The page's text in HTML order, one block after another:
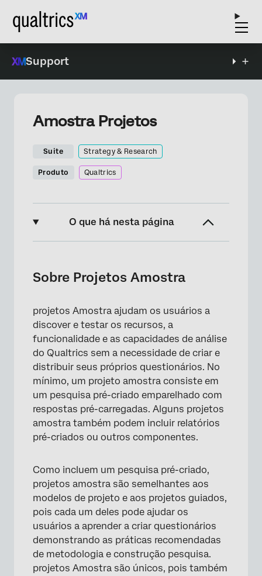
Support
Amostra Projetos
Suite Strategy & Research
Produto Qualtrics
O que há nesta página
Exemplos de perguntas e Resultados (com
Amostra Projetos de pesquisa estratégica
Perguntas frequentes
Sobre Projetos Amostra
projetos Amostra ajudam os usuários a
discover e testar os recursos, a
funcionalidade e as capacidades de análise
do Qualtrics sem a necessidade de criar e
distribuir seus próprios questionários. No
mínimo, um projeto amostra consiste em
um pesquisa pré-criado emparelhado com
respostas pré-carregadas. Alguns projetos
amostra também podem incluir relatórios
pré-criados ou outros componentes.
Como incluem um pesquisa pré-criado,
projetos amostra são semelhantes aos
modelos de projeto e aos projetos guiados,
pois cada um deles pode ajudar os
usuários a aprender a criar questionários
demonstrando as práticas recomendadas
de metodologia e construção pesquisa.
projetos Amostra são únicos, pois também